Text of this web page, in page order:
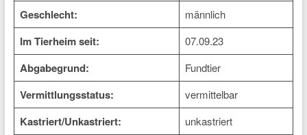
Geschlecht: männlich
Im Tierheim seit: 07.09.23
Abgabegrund: Fundtier
Vermittlungsstatus: vermittelbar
Kastriert/Unkastriert: unkastriert